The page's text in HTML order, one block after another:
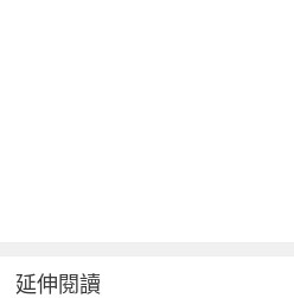
延伸閱讀